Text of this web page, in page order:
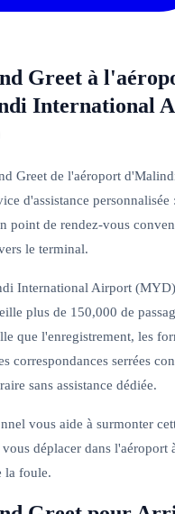
Greet à
International
Greet de l'aéroport
d'assistance personnalisée
point de rendez-vous
le terminal.
International Airport (MYD)
plus de 150,000 de
que l'enregistrement, les
correspondances serrées
sans assistance dédiée.
vous aide à surmonter
déplacer dans l'aéroport
la foule.